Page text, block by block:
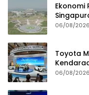
Ekonomi
Investasi
06/08/2026
Toyota
06/08/2026